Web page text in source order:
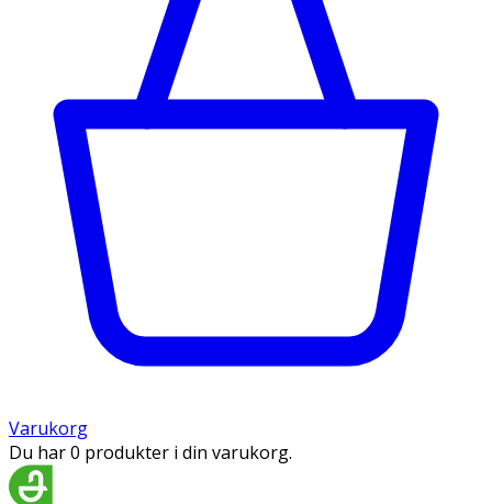
Varukorg
Du har 0 produkter i din varukorg.